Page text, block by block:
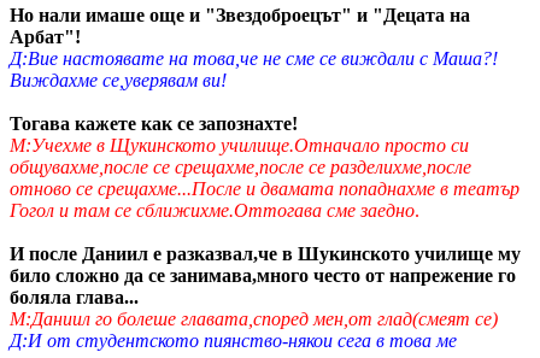
Но нали имаше още и "Звездоброецът" и "Децата на
Арбат"!
Д:Вие настоявате на това,че не сме се виждали с Маша?!
Виждахме се,уверявам ви!
Тогава кажете как се запознахте!
М:Учехме в Щукинското училище.Отначало просто си
общувахме,после се срещахме,после се разделихме,после
отново се срещахме...После и двамата попаднахме в театър
Гогол и там се сближихме.Оттогава сме заедно.
И после Даниил е разказвал,че в Шукинското училище му
било сложно да се занимава,много често от напрежение го
боляла глава...
М:Даниил го болеше главата,според мен,от глад(смеят се)
Д:И от студентското пиянство-някои сега в това ме